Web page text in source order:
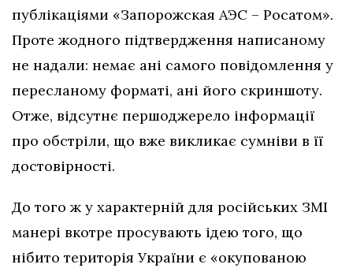
публікаціями «Запорожская АЭС – Росатом».
Проте жодного підтвердження написаному
не надали: немає ані самого повідомлення у
пересланому форматі, ані його скриншоту.
Отже, відсутнє першоджерело інформації
про обстріли, що вже викликає сумніви в її
достовірності.
До того ж у характерній для російських ЗМІ
манері вкотре просувають ідею того, що
нібито територія України є «окупованою